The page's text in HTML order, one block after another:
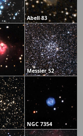
Abell 83
Messier 52
NGC 7354